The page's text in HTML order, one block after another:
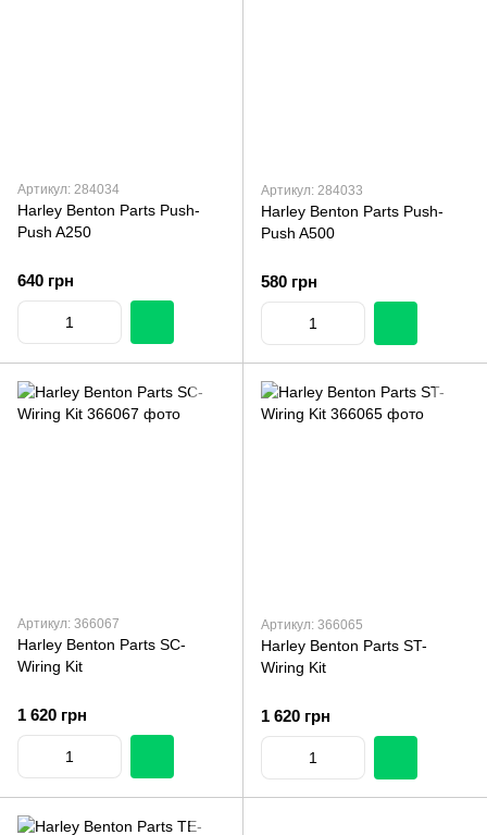
Артикул: 284034
Harley Benton Parts Push-
Push A250
640 грн
Артикул: 284033
Harley Benton Parts Push-
Push A500
580 грн
Артикул: 366067
Harley Benton Parts SC-
Wiring Kit
1 620 грн
Артикул: 366065
Harley Benton Parts ST-
Wiring Kit
1 620 грн